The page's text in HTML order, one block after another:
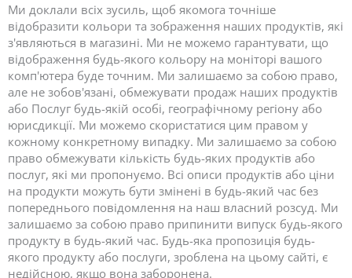
Ми доклали всіх зусиль, щоб якомога точніше
відобразити кольори та зображення наших продуктів, які
з'являються в магазині. Ми не можемо гарантувати, що
відображення будь-якого кольору на моніторі вашого
комп'ютера буде точним. Ми залишаємо за собою право,
але не зобов'язані, обмежувати продаж наших продуктів
або Послуг будь-якій особі, географічному регіону або
юрисдикції. Ми можемо скористатися цим правом у
кожному конкретному випадку. Ми залишаємо за собою
право обмежувати кількість будь-яких продуктів або
послуг, які ми пропонуємо. Всі описи продуктів або ціни
на продукти можуть бути змінені в будь-який час без
попереднього повідомлення на наш власний розсуд. Ми
залишаємо за собою право припинити випуск будь-якого
продукту в будь-який час. Будь-яка пропозиція будь-
якого продукту або послуги, зроблена на цьому сайті, є
недійсною, якщо вона заборонена.